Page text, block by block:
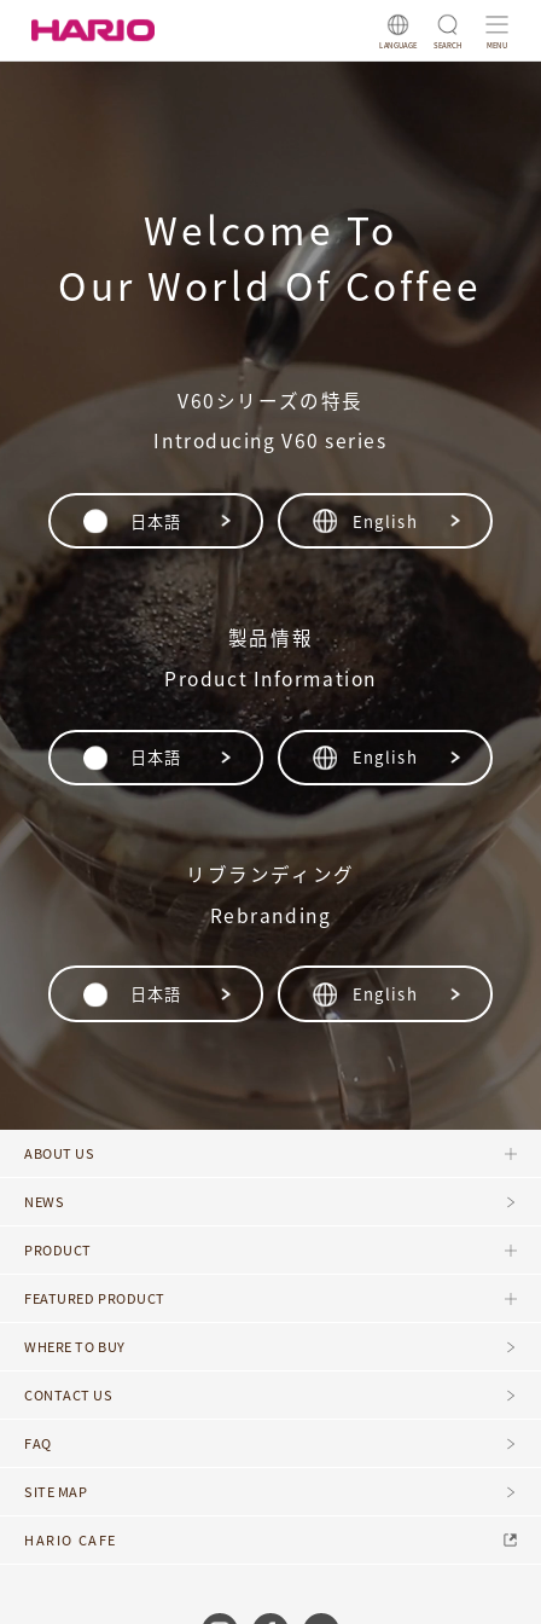
LANGUAGE SEARCH MENU
Welcome To
Our World Of Coffee
V60シリーズの特長
Introducing V60 series
日本語 English
製品情報
Product Information
日本語 English
リブランディング
Rebranding
日本語 English
ABOUT US
NEWS
PRODUCT
FEATURED PRODUCT
WHERE TO BUY
CONTACT US
FAQ
SITE MAP
HARIO CAFE